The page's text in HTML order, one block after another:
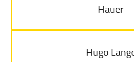
Hauer
Hugo